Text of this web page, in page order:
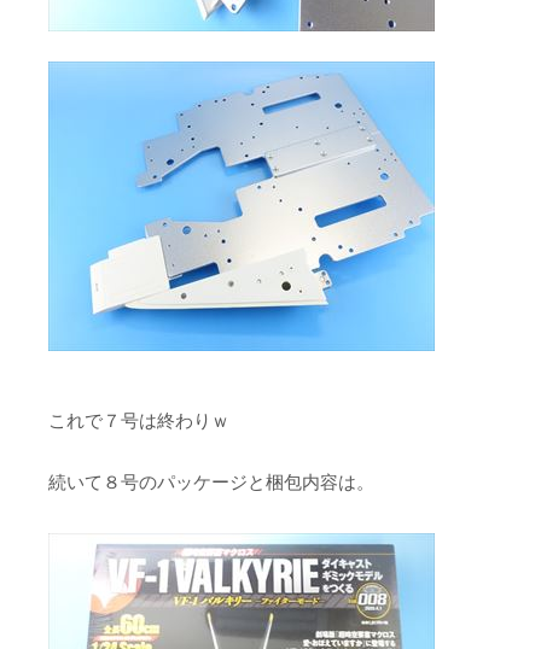
これで７号は終わりｗ
続いて８号のパッケージと梱包内容は。